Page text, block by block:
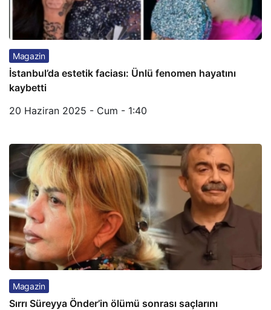
Magazin
İstanbul’da estetik faciası: Ünlü fenomen hayatını
kaybetti
20 Haziran 2025 - Cum - 1:40
Magazin
Sırrı Süreyya Önder’in ölümü sonrası saçlarını